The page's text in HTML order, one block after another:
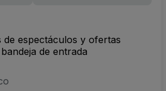
de espectáculos y ofertas
de entrada